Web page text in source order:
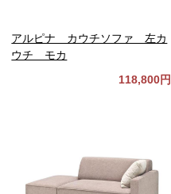
アルピナ カウチソファ 左カ
ウチ モカ
118,800円